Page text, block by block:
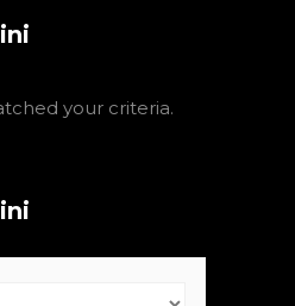
your criteria.